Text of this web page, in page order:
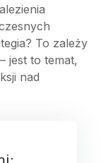
To zależy
jest to temat,
nad